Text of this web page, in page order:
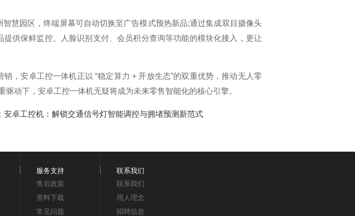
园区，终端屏幕可自动切换至广告模式预热新品;通过集成双目摄像头
供保鲜监控。人脸识别支付、会员积分查询等功能的模块化接入，更让
安卓工控一体机正以 “稳定算力 + 开放生态”的双重优势，推动无人零
驱动下，安卓工控一体机无疑将成为未来零售智能化的核心引擎。​
安卓工控机：解锁交通信号灯智能调控与拥堵预测新范式​
服务支持
售后政策
资料下载
常见问题
联系我们
联系我们
用人理念
招聘信息